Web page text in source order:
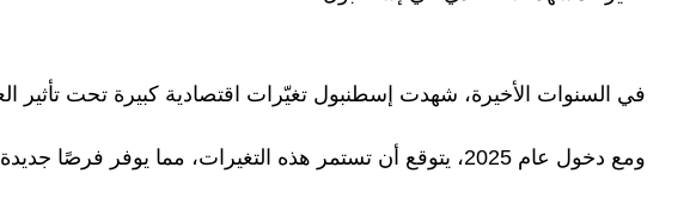
في السنوات الأخيرة، شهدت إسطنبول تغيّرات اقتصادية كبيرة تحت تأثير
ومع دخول عام 2025، يتوقع أن تستمر هذه التغيرات، مما يوفر